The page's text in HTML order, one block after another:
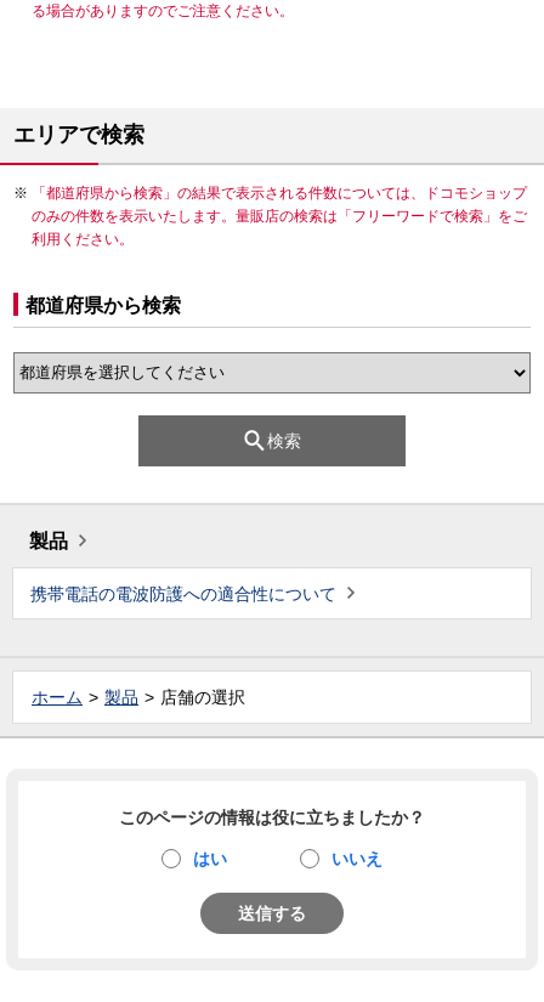
る場合がありますのでご注意ください。
エリアで検索
「都道府県から検索」の結果で表示される件数については、ドコモショップ
のみの件数を表示いたします。量販店の検索は「フリーワードで検索」をご
利用ください。
都道府県から検索
検索
製品
携帯電話の電波防護への適合性について
ホーム 製品 店舗の選択
このページの情報は役に立ちましたか？
はい いいえ
送信する